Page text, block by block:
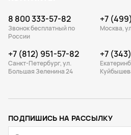
GPS, GLONASS, GALILEO, QZSS,
Многополосный GNSS
Барометрический альтиметр
Цифровой компас
Встроенный наручный
Одновременное
8 800 333-57-82
Звонок бесплатный по
России
+7
Москва,
+7 (812) 951-57-82
Санкт-Петербург, ул.
Большая Зеленина 24
+7
ПОДПИШИСЬ НА РАССЫЛКУ